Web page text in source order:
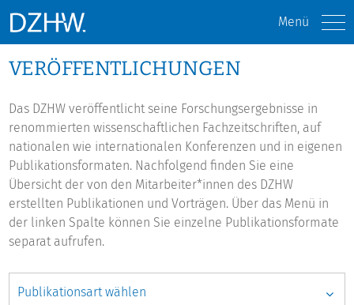
Menü
VERÖFFENTLICHUNGEN
Das DZHW veröffentlicht seine Forschungsergebnisse in
renommierten wissenschaftlichen Fachzeitschriften, auf
nationalen wie internationalen Konferenzen und in eigenen
Publikationsformaten. Nachfolgend finden Sie eine
Übersicht der von den Mitarbeiter*innen des DZHW
erstellten Publikationen und Vorträgen. Über das Menü in
der linken Spalte können Sie einzelne Publikationsformate
separat aufrufen.